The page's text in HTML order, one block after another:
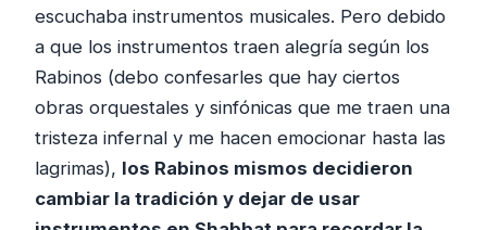
escuchaba instrumentos musicales. Pero debido
a que los instrumentos traen alegría según los
Rabinos (debo confesarles que hay ciertos
obras orquestales y sinfónicas que me traen una
tristeza infernal y me hacen emocionar hasta las
lagrimas), los Rabinos mismos decidieron
cambiar la tradición y dejar de usar